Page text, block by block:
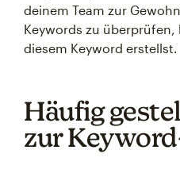
deinem Team zur
Keywords zu
diesem Keyword erstellst.
Häufig
zur